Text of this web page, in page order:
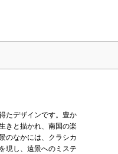
たデザインです。豊か
きと描かれ、南国の楽
のなかには、クラシカ
現し、遠景へのミステ